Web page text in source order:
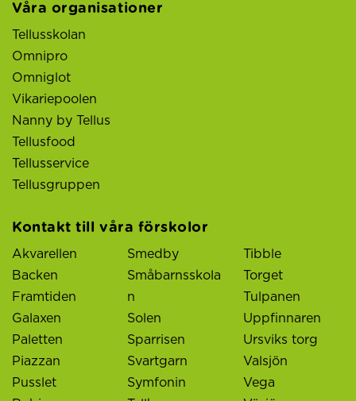
Våra organisationer
Tellusskolan
Omnipro
Omniglot
Vikariepoolen
Nanny by Tellus
Tellusfood
Tellusservice
Tellusgruppen
Kontakt till våra förskolor
Akvarellen
Backen
Framtiden
Galaxen
Paletten
Piazzan
Pusslet
Smedby
Småbarnsskola
n
Solen
Sparrisen
Svartgarn
Symfonin
Tibble
Torget
Tulpanen
Uppfinnaren
Ursviks torg
Valsjön
Vega